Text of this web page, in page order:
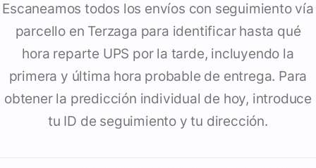
Escaneamos todos los envíos con seguimiento vía
parcello en Terzaga para identificar hasta qué
hora reparte UPS por la tarde, incluyendo la
primera y última hora probable de entrega. Para
obtener la predicción individual de hoy, introduce
tu ID de seguimiento y tu dirección.